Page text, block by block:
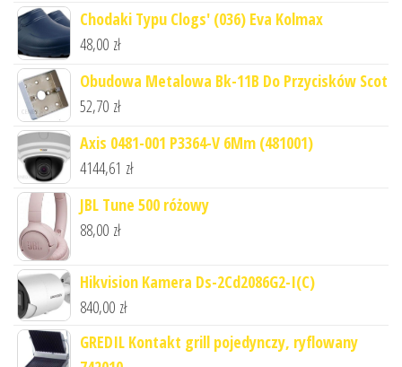
Chodaki Typu Clogs' (036) Eva Kolmax
48,00 zł
Obudowa Metalowa Bk-11B Do Przycisków Scot
52,70 zł
Axis 0481-001 P3364-V 6Mm (481001)
4144,61 zł
JBL Tune 500 różowy
88,00 zł
Hikvision Kamera Ds-2Cd2086G2-I(C)
840,00 zł
GREDIL Kontakt grill pojedynczy, ryflowany